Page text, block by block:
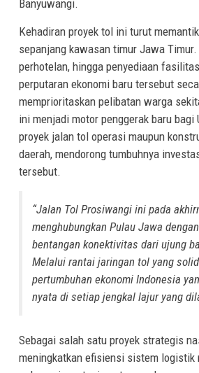
Banyuwangi.
Kehadiran proyek tol ini turut
sepanjang kawasan timur Jawa
perhotelan, hingga penyediaan
perputaran ekonomi baru tersebut
memprioritaskan pelibatan warga
ini menjadi motor penggerak baru
proyek jalan tol operasi maupun
daerah, mendorong tumbuhnya
tersebut.
“Jalan Tol Prosiwangi ini pada
menghubungkan Pulau Jawa
bentangan konektivitas dari ujung
Melalui rantai jaringan tol yang
pertumbuhan ekonomi Indonesia
nyata di setiap jengkal lajur yang
Sebagai salah satu proyek strategis
meningkatkan efisiensi sistem logistik